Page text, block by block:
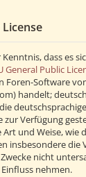
dass es
General Public
Foren-Software
handelt;
Verfügung
Art und Weise, wie
insbesondere die
nicht
nehmen.